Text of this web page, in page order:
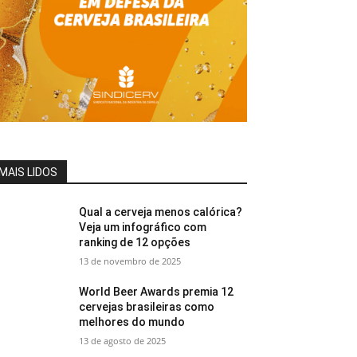
LIDOS
Qual a cerveja menos calórica?
Veja um infográfico com
ranking de 12 opções
13 de novembro de 2025
World Beer Awards premia 12
cervejas brasileiras como
melhores do mundo
13 de agosto de 2025